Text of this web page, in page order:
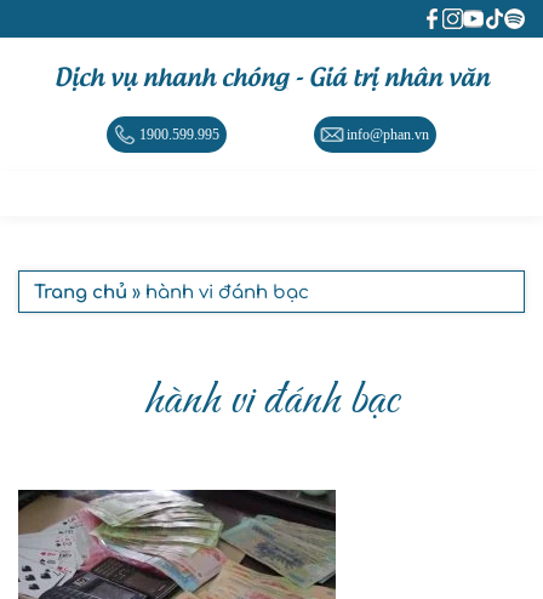
Dịch vụ nhanh chóng - Giá trị nhân văn
1900.599.995 info@phan.vn
Trang chủ » hành vi đánh bạc
hành vi đánh bạc